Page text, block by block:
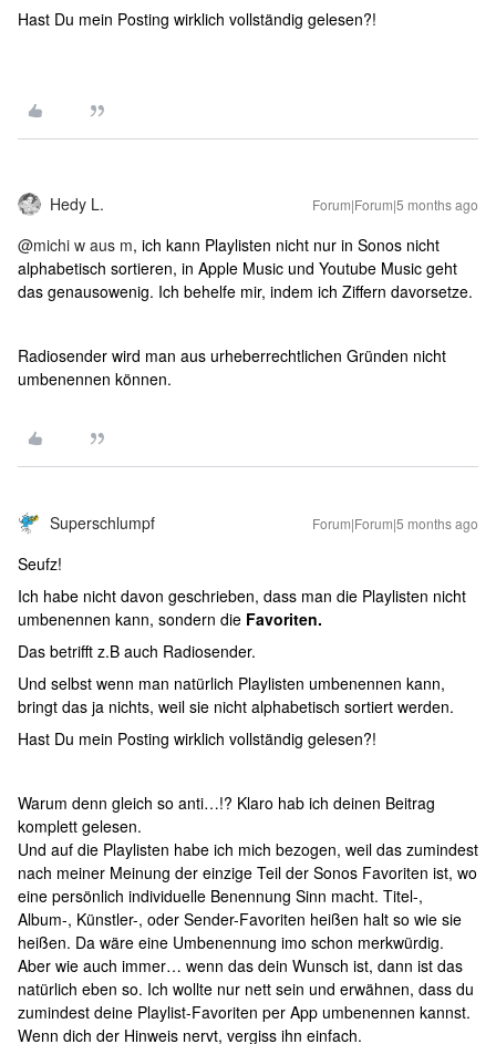
Hast Du mein Posting wirklich vollständig gelesen?!
Hedy L. Forum|Forum|5 months ago
@michi w aus m, ich kann Playlisten nicht nur in Sonos nicht
alphabetisch sortieren, in Apple Music und Youtube Music geht
das genausowenig. Ich behelfe mir, indem ich Ziffern davorsetze.
Radiosender wird man aus urheberrechtlichen Gründen nicht
umbenennen können.
Superschlumpf Forum|Forum|5 months ago
Seufz!
Ich habe nicht davon geschrieben, dass man die Playlisten nicht
umbenennen kann, sondern die Favoriten.
Das betrifft z.B auch Radiosender.
Und selbst wenn man natürlich Playlisten umbenennen kann,
bringt das ja nichts, weil sie nicht alphabetisch sortiert werden.
Hast Du mein Posting wirklich vollständig gelesen?!
Warum denn gleich so anti…!? Klaro hab ich deinen Beitrag
komplett gelesen.
Und auf die Playlisten habe ich mich bezogen, weil das zumindest
nach meiner Meinung der einzige Teil der Sonos Favoriten ist, wo
eine persönlich individuelle Benennung Sinn macht. Titel-,
Album-, Künstler-, oder Sender-Favoriten heißen halt so wie sie
heißen. Da wäre eine Umbenennung imo schon merkwürdig.
Aber wie auch immer… wenn das dein Wunsch ist, dann ist das
natürlich eben so. Ich wollte nur nett sein und erwähnen, dass du
zumindest deine Playlist-Favoriten per App umbenennen kannst.
Wenn dich der Hinweis nervt, vergiss ihn einfach.